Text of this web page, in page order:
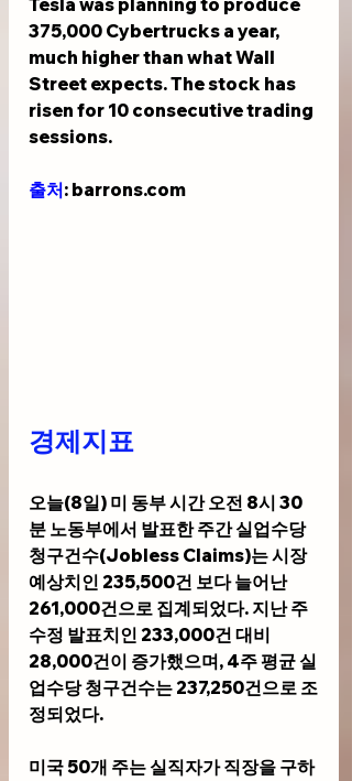
Tesla was planning to produce
375,000 Cybertrucks a year,
much higher than what Wall
Street expects. The stock has
risen for 10 consecutive trading
sessions.
출처: barrons.com
경제지표
오늘(8일) 미 동부 시간 오전 8시 30
분 노동부에서 발표한 주간 실업수당
청구건수(Jobless Claims)는 시장
예상치인 235,500건 보다 늘어난
261,000건으로 집계되었다. 지난 주
수정 발표치인 233,000건 대비
28,000건이 증가했으며, 4주 평균 실
업수당 청구건수는 237,250건으로 조
정되었다.
미국 50개 주는 실직자가 직장을 구하